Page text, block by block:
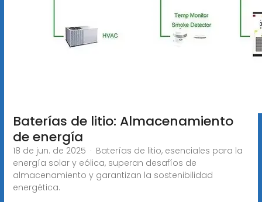
Baterías de litio: Almacenamiento
de energía
18 de jun. de 2025 · Baterías de litio, esenciales para la
energía solar y eólica, superan desafíos de
almacenamiento y garantizan la sostenibilidad
energética.